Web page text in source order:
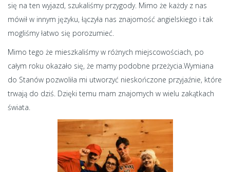
się na ten wyjazd, szukaliśmy przygody. Mimo że każdy z nas
mówił w innym języku, łączyła nas znajomość angielskiego i tak
mogliśmy łatwo się porozumieć.
Mimo tego że mieszkaliśmy w różnych miejscowościach, po
całym roku okazało się, że mamy podobne przeżycia.Wymiana
do Stanów pozwoliła mi utworzyć nieskończone przyjaźnie, które
trwają do dziś. Dzięki temu mam znajomych w wielu zakątkach
świata.